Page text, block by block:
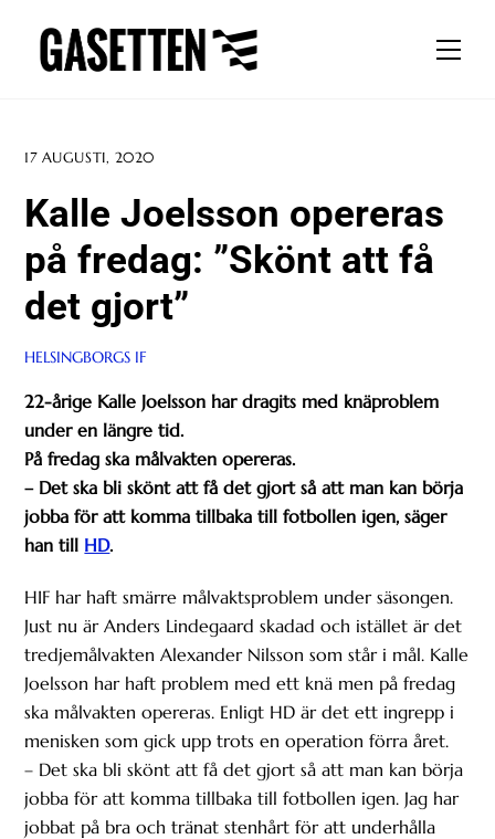
content
17 AUGUSTI, 2020
Kalle Joelsson opereras
på fredag: ”Skönt att få
det gjort”
HELSINGBORGS IF
22-årige Kalle Joelsson har dragits med knäproblem
under en längre tid.
På fredag ska målvakten opereras.
– Det ska bli skönt att få det gjort så att man kan börja
jobba för att komma tillbaka till fotbollen igen, säger
han till HD.
HIF har haft smärre målvaktsproblem under säsongen.
Just nu är Anders Lindegaard skadad och istället är det
tredjemålvakten Alexander Nilsson som står i mål. Kalle
Joelsson har haft problem med ett knä men på fredag
ska målvakten opereras. Enligt HD är det ett ingrepp i
menisken som gick upp trots en operation förra året.
– Det ska bli skönt att få det gjort så att man kan börja
jobba för att komma tillbaka till fotbollen igen. Jag har
jobbat på bra och tränat stenhårt för att underhålla